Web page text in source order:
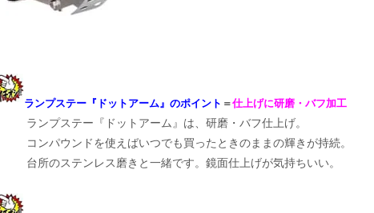
ランプステー『ドットアーム』のポイント ＝仕上げに研磨・バフ加工
ランプステー『ドットアーム』は、研磨・バフ仕上げ。
コンパウンドを使えばいつでも買ったときのままの輝きが持続。
台所のステンレス磨きと一緒です。鏡面仕上げが気持ちいい。